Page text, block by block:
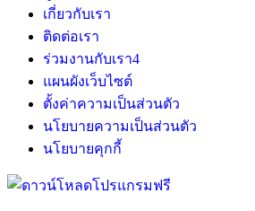
เกี่ยวกับเรา
ติดต่อเรา
ร่วมงานกับเรา4
แผนผังเว็บไซต์
ตั้งค่าความเป็นส่วนตัว
นโยบายความเป็นส่วนตัว
นโยบายคุกกี้